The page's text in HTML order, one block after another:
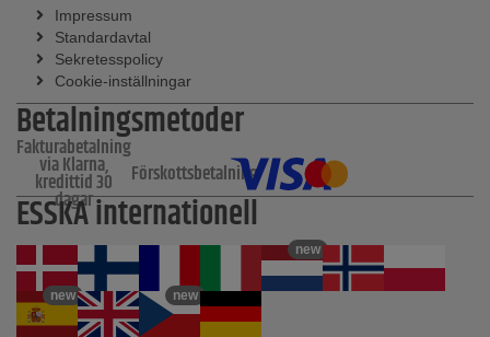
Impressum
Standardavtal
Sekretesspolicy
Cookie-inställningar
Betalningsmetoder
Fakturabetalning
via Klarna,
kredittid 30
dagar
Förskottsbetalning
ESSKA internationell
new
new new